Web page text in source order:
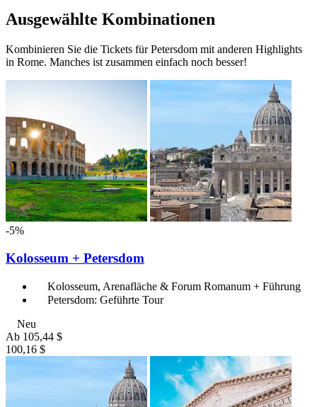
Ausgewählte Kombinationen
Kombinieren Sie die Tickets für Petersdom mit anderen Highlights
in Rome. Manches ist zusammen einfach noch besser!
-5%
Kolosseum + Petersdom
Kolosseum, Arenafläche & Forum Romanum + Führung
Petersdom: Geführte Tour
Neu
Ab 105,44 $
100,16 $